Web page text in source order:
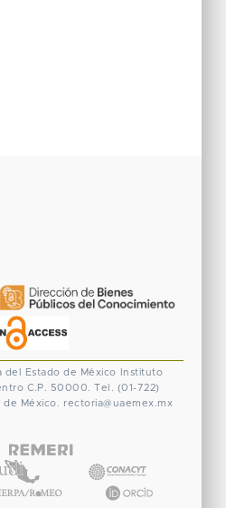
del Estado de México
Instituto
C.P. 50000. Tel. (01-722)
México. rectoria@uaemex.mx